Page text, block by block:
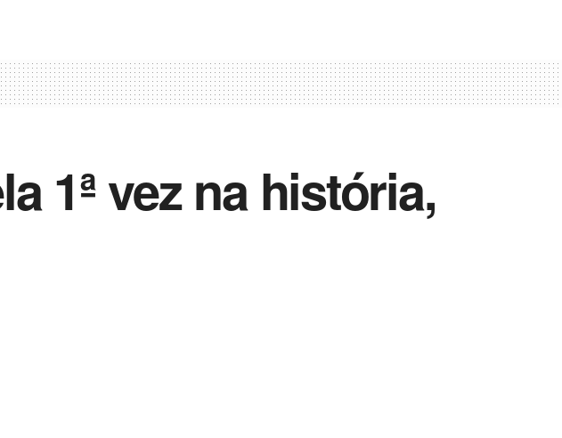
1ª vez na história,